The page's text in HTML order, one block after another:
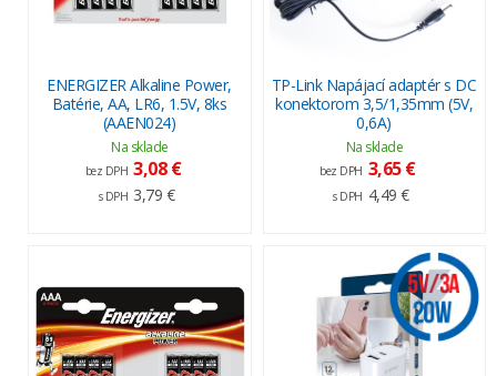
ENERGIZER Alkaline Power,
Batérie, AA, LR6, 1.5V, 8ks
(AAEN024)
Na sklade
bez DPH 3,08 €
s DPH 3,79 €
TP-Link Napájací adaptér s DC
konektorom 3,5/1,35mm (5V,
0,6A)
Na sklade
bez DPH 3,65 €
s DPH 4,49 €